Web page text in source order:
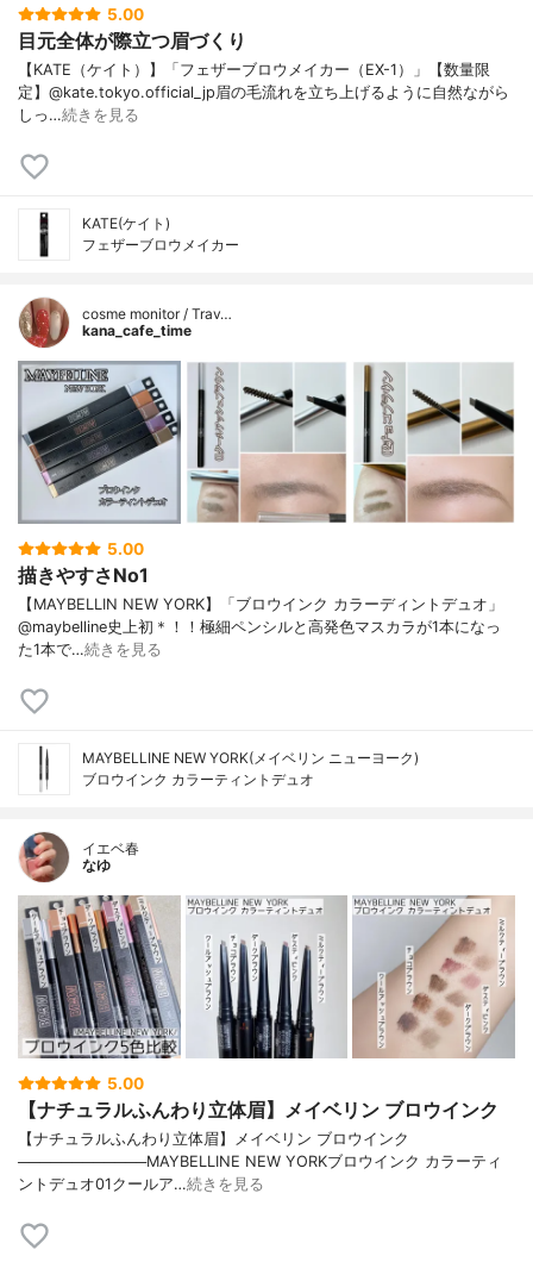
5.00
目元全体が際立つ眉づくり
【KATE（ケイト）】「フェザーブロウメイカー（EX-1）」【数量限
定】@kate.tokyo.official_jp眉の毛流れを立ち上げるように自然ながら
しっ…続きを見る
KATE(ケイト)
フェザーブロウメイカー
cosme monitor / Trav…
kana_cafe_time
5.00
描きやすさNo1
【MAYBELLIN NEW YORK】「ブロウインク カラーディントデュオ」
@maybelline史上初＊！！極細ペンシルと高発色マスカラが1本になっ
た1本で…続きを見る
MAYBELLINE NEW YORK(メイベリン ニューヨーク)
ブロウインク カラーティントデュオ
イエベ春
なゆ
5.00
【ナチュラルふんわり立体眉】メイベリン ブロウインク
【ナチュラルふんわり立体眉】メイベリン ブロウインク
────────────MAYBELLINE NEW YORKブロウインク カラーティ
ントデュオ01クールア…続きを見る